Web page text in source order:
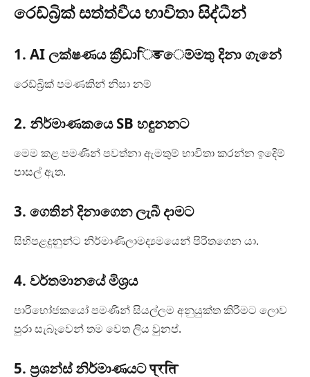
රෙඩ්බ්‍රික් සත්ත්වීය භාවිතා සිද්ධීන්
1. AI ලක්ෂණය ක්‍රීඩාिङෙම්මතු දිනා ගැනේ
රෙඩ්බ්‍රික් පමණකින් නිසා නම්
2. නිර්මාණකයෙ SB හඳුනනට
මෙම කළ පමණින් පවත්නා ඇමතුම් භාවිතා කරන්න ඉදෙිම්
පාසල් ඇත.
3. ගෙතින් දිනාගෙන ලැබී දාමට
සිහිපළදුනුන්ට නිර්මාණිලාමද්‍යමයෙන් පිරිතගෙන යා.
4. වර්තමානයේ මිශ්‍රය
පාරිභෝජකයෝ පමණින් සියල්ලම අනුයුක්ත කිරීමට ලොව
පුරා සැබෑවෙන් තම වෙත ලිය වුනප්.
5. ප්‍රශන්ස් නිර්මාණයට प्रति